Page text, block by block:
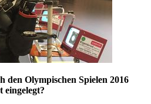
den Olympischen Spielen 2016
eingelegt?